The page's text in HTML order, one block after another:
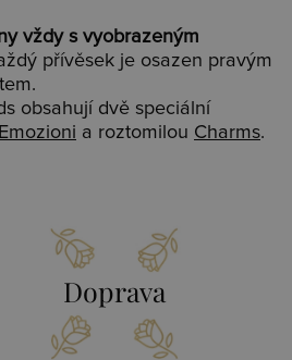
vždy s vyobrazeným
přívěsek je osazen pravým
obsahují dvě speciální
Emozioni a roztomilou Charms.
Doprava